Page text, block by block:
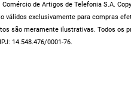
Comércio de Artigos de Telefonia S.A.
válidos exclusivamente para compras
são meramente ilustrativas. Todos os
14.548.476/0001-76.